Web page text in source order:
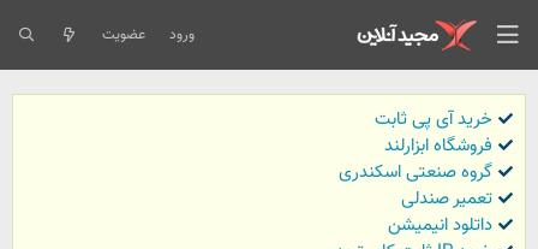
ورود عضویت
خرید آی پی ثابت
فروشگاه ابزارلند
گروه صنعتی اسکندری
تعمیر صندلی
داتلود انیمیشن